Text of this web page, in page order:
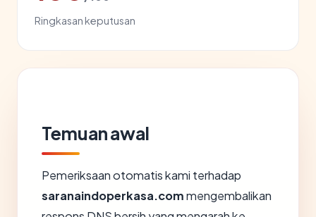
Ringkasan keputusan
Temuan awal
Pemeriksaan otomatis kami terhadap
saranaindoperkasa.commengembalikan